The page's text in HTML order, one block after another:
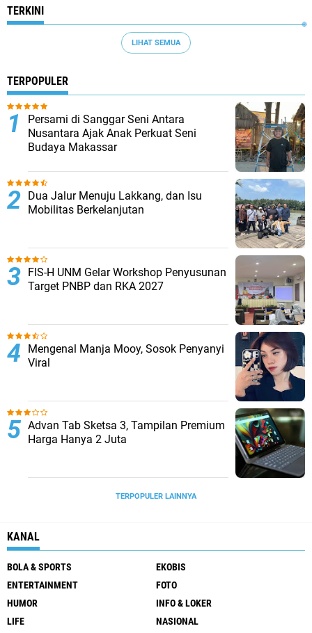
TERKINI
LIHAT SEMUA
TERPOPULER
Persami di Sanggar Seni Antara
Nusantara Ajak Anak Perkuat Seni
Budaya Makassar
Dua Jalur Menuju Lakkang, dan Isu
Mobilitas Berkelanjutan
FIS-H UNM Gelar Workshop Penyusunan
Target PNBP dan RKA 2027
Mengenal Manja Mooy, Sosok Penyanyi
Viral
Advan Tab Sketsa 3, Tampilan Premium
Harga Hanya 2 Juta
TERPOPULER LAINNYA
KANAL
BOLA & SPORTS
EKOBIS
ENTERTAINMENT
FOTO
HUMOR
INFO & LOKER
LIFE
NASIONAL